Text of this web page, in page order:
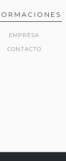
EMPRESA
CONTACTO